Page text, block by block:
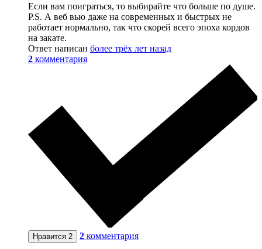
Если вам поиграться, то выбирайте что больше по душе.
P.S. А веб вью даже на современных и быстрых не
работает нормально, так что скорей всего эпоха кордов
на закате.
Ответ написан более трёх лет назад
2 комментария
Нравится 2 2 комментария